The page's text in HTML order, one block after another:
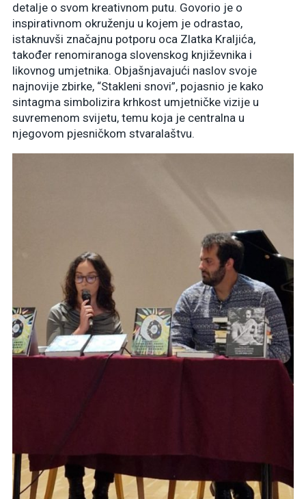
detalje o svom kreativnom putu. Govorio je o
inspirativnom okruženju u kojem je odrastao,
istaknuvši značajnu potporu oca Zlatka Kraljića,
također renomiranoga slovenskog književnika i
likovnog umjetnika. Objašnjavajući naslov svoje
najnovije zbirke, “Stakleni snovi”, pojasnio je kako
sintagma simbolizira krhkost umjetničke vizije u
suvremenom svijetu, temu koja je centralna u
njegovom pjesničkom stvaralaštvu.